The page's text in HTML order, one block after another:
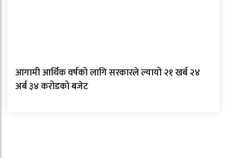
आगामी आर्थिक वर्षको लागि सरकारले ल्यायो २१ खर्ब २४
अर्ब ३४ करोडको बजेट